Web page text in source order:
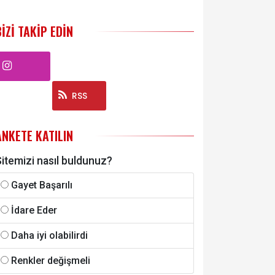
TAKIP EDIN
RSS
KATILIN
nasıl buldunuz?
Gayet Başarılı
İdare Eder
Daha iyi olabilirdi
Renkler değişmeli